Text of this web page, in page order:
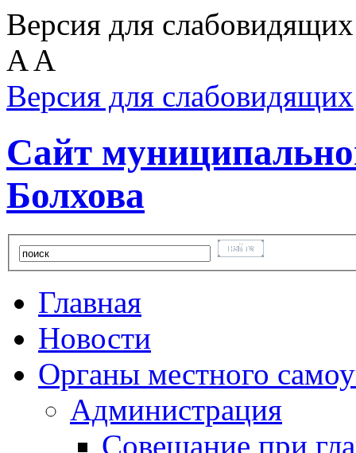
Версия для
A A
Версия для слабовидящих
Сайт
Болхова
Главная
Новости
Органы местного
Администрация
Совещание при